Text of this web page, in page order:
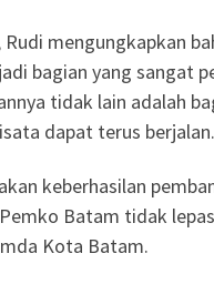
mengungkapkan
bagian yang sangat
tidak lain adalah
dapat terus berjalan.
keberhasilan
Batam tidak
Kota Batam.